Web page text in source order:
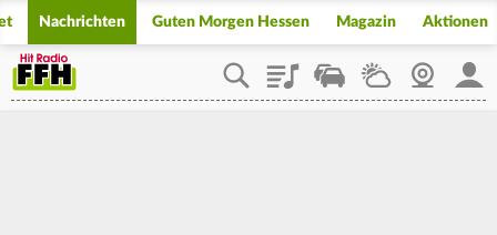
Nachrichten Guten Morgen Hessen Magazin Aktionen
PlaylistStaupilotWetterWebcam